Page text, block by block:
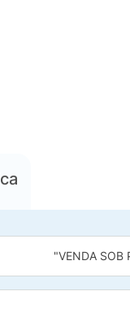
"VENDA SOB